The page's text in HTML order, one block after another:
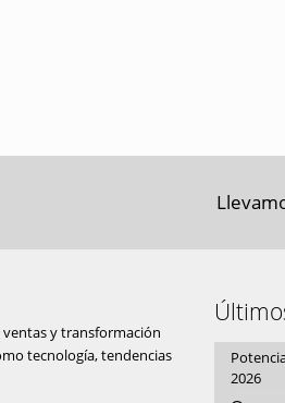
ventas y transformación
tecnología, tendencias
2026